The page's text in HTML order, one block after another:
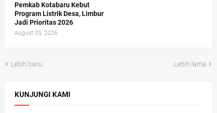
Pemkab Kotabaru Kebut
Program Listrik Desa, Limbur
Jadi Prioritas 2026
August 05, 2026
Lebih baru Lebih lama
KUNJUNGI KAMI